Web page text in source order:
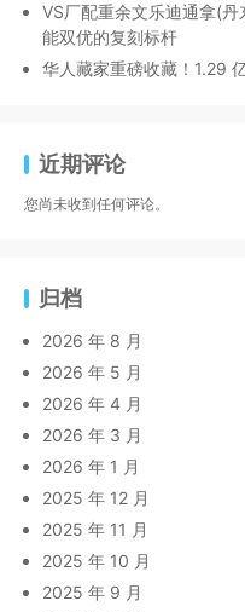
VS厂配重余文乐迪通拿(
能双优的复刻标杆
华人藏家重磅收藏！1.29
近期评论
您尚未收到任何评论。
归档
2026 年 8 月
2026 年 5 月
2026 年 4 月
2026 年 3 月
2026 年 1 月
2025 年 12 月
2025 年 11 月
2025 年 10 月
2025 年 9 月